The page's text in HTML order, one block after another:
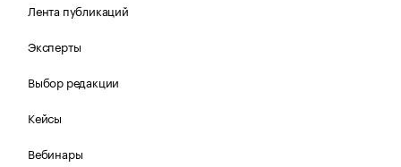
Лента публикаций
Эксперты
Выбор редакции
Кейсы
Вебинары